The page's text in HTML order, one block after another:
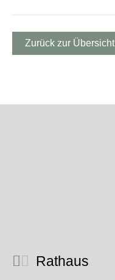
Zurück zur Übersicht
Rathaus